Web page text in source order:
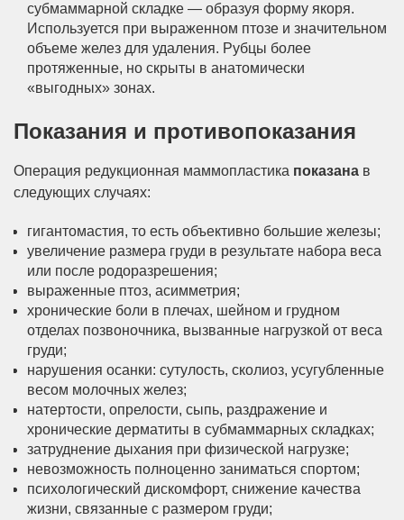
субмаммарной складке — образуя форму якоря.
Используется при выраженном птозе и значительном
объеме желез для удаления. Рубцы более
протяженные, но скрыты в анатомически
«выгодных» зонах.
Показания и противопоказания
Операция редукционная маммопластика показана в
следующих случаях:
гигантомастия, то есть объективно большие железы;
увеличение размера груди в результате набора веса
или после родоразрешения;
выраженные птоз, асимметрия;
хронические боли в плечах, шейном и грудном
отделах позвоночника, вызванные нагрузкой от веса
груди;
нарушения осанки: сутулость, сколиоз, усугубленные
весом молочных желез;
натертости, опрелости, сыпь, раздражение и
хронические дерматиты в субмаммарных складках;
затруднение дыхания при физической нагрузке;
невозможность полноценно заниматься спортом;
психологический дискомфорт, снижение качества
жизни, связанные с размером груди;